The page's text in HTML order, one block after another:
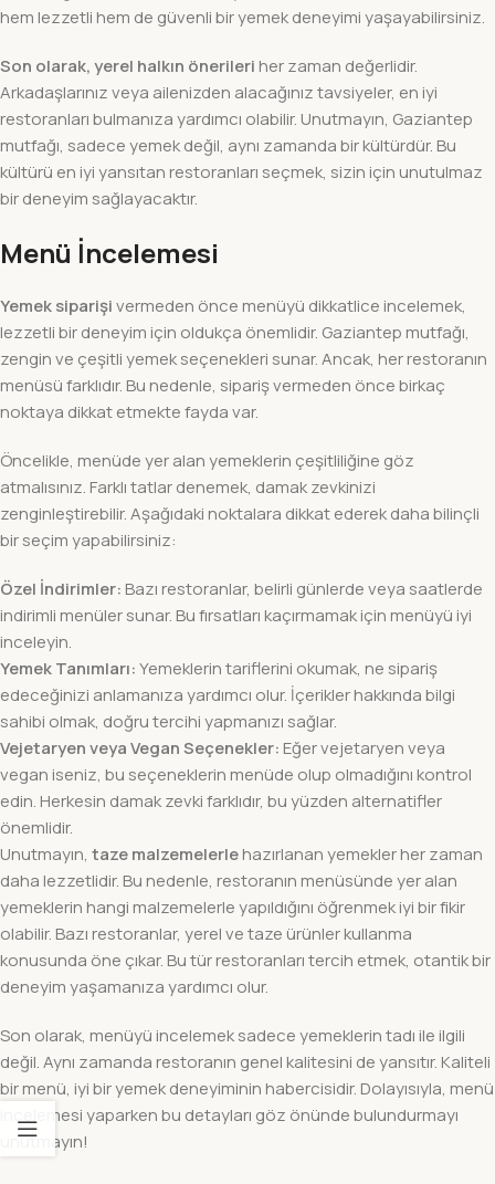
hem lezzetli hem de güvenli bir yemek deneyimi yaşayabilirsiniz.
Son olarak, yerel halkın önerileri her zaman değerlidir.
Arkadaşlarınız veya ailenizden alacağınız tavsiyeler, en iyi
restoranları bulmanıza yardımcı olabilir. Unutmayın, Gaziantep
mutfağı, sadece yemek değil, aynı zamanda bir kültürdür. Bu
kültürü en iyi yansıtan restoranları seçmek, sizin için unutulmaz
bir deneyim sağlayacaktır.
Menü İncelemesi
Yemek siparişivermeden önce menüyü dikkatlice incelemek,
lezzetli bir deneyim için oldukça önemlidir. Gaziantep mutfağı,
zengin ve çeşitli yemek seçenekleri sunar. Ancak, her restoranın
menüsü farklıdır. Bu nedenle, sipariş vermeden önce birkaç
noktaya dikkat etmekte fayda var.
Öncelikle, menüde yer alan yemeklerin çeşitliliğine göz
atmalısınız. Farklı tatlar denemek, damak zevkinizi
zenginleştirebilir. Aşağıdaki noktalara dikkat ederek daha bilinçli
bir seçim yapabilirsiniz:
Özel İndirimler: Bazı restoranlar, belirli günlerde veya saatlerde
indirimli menüler sunar. Bu fırsatları kaçırmamak için menüyü iyi
inceleyin.
Yemek Tanımları:Yemeklerin tariflerini okumak, ne sipariş
edeceğinizi anlamanıza yardımcı olur. İçerikler hakkında bilgi
sahibi olmak, doğru tercihi yapmanızı sağlar.
Vejetaryen veya Vegan Seçenekler: Eğer vejetaryen veya
vegan iseniz, bu seçeneklerin menüde olup olmadığını kontrol
edin. Herkesin damak zevki farklıdır, bu yüzden alternatifler
önemlidir.
Unutmayın, taze malzemelerlehazırlanan yemekler her zaman
daha lezzetlidir. Bu nedenle, restoranın menüsünde yer alan
yemeklerin hangi malzemelerle yapıldığını öğrenmek iyi bir fikir
olabilir. Bazı restoranlar, yerel ve taze ürünler kullanma
konusunda öne çıkar. Bu tür restoranları tercih etmek, otantik bir
deneyim yaşamanıza yardımcı olur.
Son olarak, menüyü incelemek sadece yemeklerin tadı ile ilgili
değil. Aynı zamanda restoranın genel kalitesini de yansıtır. Kaliteli
bir menü, iyi bir yemek deneyiminin habercisidir. Dolayısıyla, menü
incelemesi yaparken bu detayları göz önünde bulundurmayı
unutmayın!